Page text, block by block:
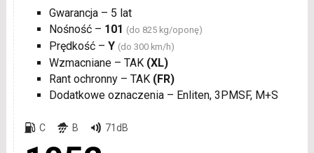
Gwarancja – 5 lat
Nośność – 101 (do 825 kg/oponę)
Prędkość – Y (do 300 km/h)
Wzmacniane – TAK (XL)
Rant ochronny – TAK (FR)
Dodatkowe oznaczenia – Enliten, 3PMSF, M+S
C B 71dB